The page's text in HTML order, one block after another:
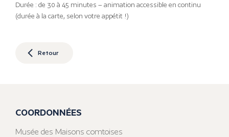
Durée : de 30 à 45 minutes – animation accessible en continu
(durée à la carte, selon votre appétit !)
Retour
COORDONNÉES
Musée des Maisons comtoises